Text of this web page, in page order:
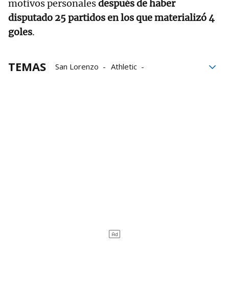
motivos personalesdespués de haber
disputado 25 partidos en los que materializó 4
goles.
TEMAS San Lorenzo
Athletic